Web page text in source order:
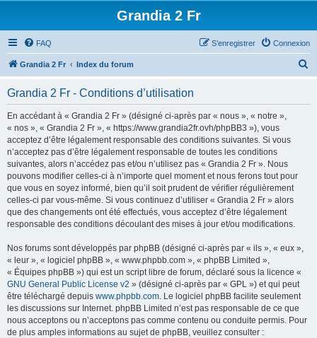
Grandia 2 Fr
FAQ Connexion
S’enregistrer
Grandia 2 Fr Index du forum
Grandia 2 Fr - Conditions d’utilisation
En accédant à « Grandia 2 Fr » (désigné ci-après par « nous », « notre »,
« nos », « Grandia 2 Fr », « https://www.grandia2fr.ovh/phpBB3 »), vous
acceptez d’être légalement responsable des conditions suivantes. Si vous
n’acceptez pas d’être légalement responsable de toutes les conditions
suivantes, alors n’accédez pas et/ou n’utilisez pas « Grandia 2 Fr ». Nous
pouvons modifier celles-ci à n’importe quel moment et nous ferons tout pour
que vous en soyez informé, bien qu’il soit prudent de vérifier régulièrement
celles-ci par vous-même. Si vous continuez d’utiliser « Grandia 2 Fr » alors
que des changements ont été effectués, vous acceptez d’être légalement
responsable des conditions découlant des mises à jour et/ou modifications.
Nos forums sont développés par phpBB (désigné ci-après par « ils », « eux »,
« leur », « logiciel phpBB », « www.phpbb.com », « phpBB Limited »,
« Équipes phpBB ») qui est un script libre de forum, déclaré sous la licence «
GNU General Public License v2 » (désigné ci-après par « GPL ») et qui peut
être téléchargé depuis www.phpbb.com. Le logiciel phpBB facilite seulement
les discussions sur Internet. phpBB Limited n’est pas responsable de ce que
nous acceptons ou n’acceptons pas comme contenu ou conduite permis. Pour
de plus amples informations au sujet de phpBB, veuillez consulter :